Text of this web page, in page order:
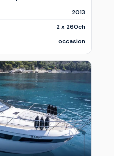
2013
2 x 260ch
occasion